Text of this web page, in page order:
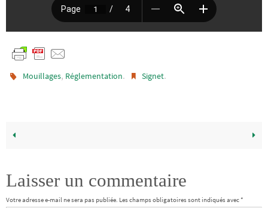
Mouillages, Réglementation. Signet.
Laisser un commentaire
Votre adresse e-mail ne sera pas publiée. Les champs obligatoires sont indiqués avec*